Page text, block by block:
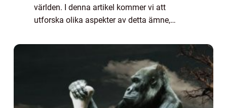
världen. I denna artikel kommer vi att
utforska olika aspekter av detta ämne,
typer av hästar på foder, kvantitativa